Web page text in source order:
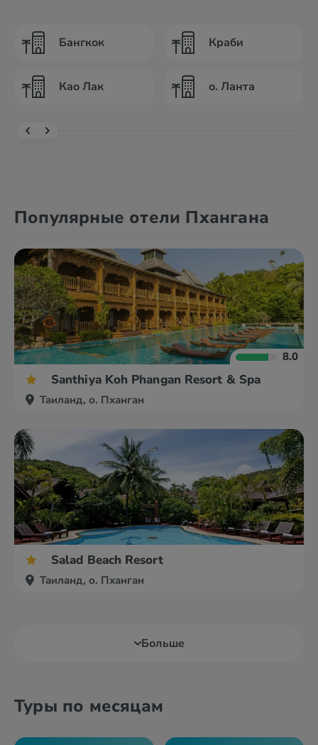
Бангкок
Као Лак
Краби
о. Ланта
Популярные отели Пхангана
8.0
Santhiya Koh Phangan Resort & Spa
Таиланд, о. Пханган
Salad Beach Resort
Таиланд, о. Пханган
Больше
Туры по месяцам